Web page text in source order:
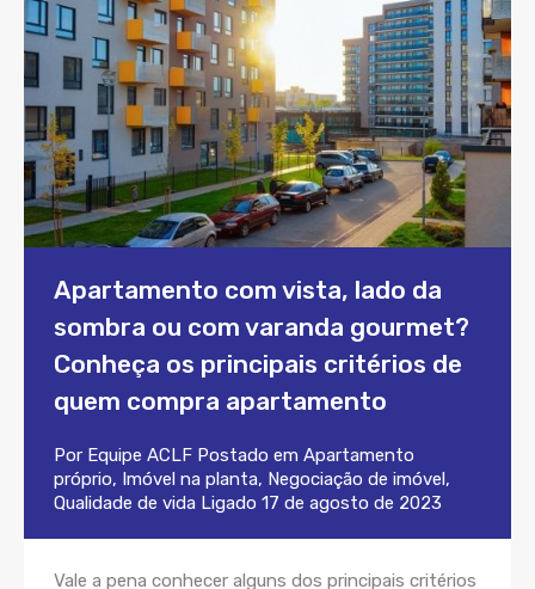
Apartamento com vista, lado da
sombra ou com varanda gourmet?
Conheça os principais critérios de
quem compra apartamento
Por Equipe ACLF Postado em Apartamento
próprio, Imóvel na planta, Negociação de imóvel,
Qualidade de vida Ligado 17 de agosto de 2023
Vale a pena conhecer alguns dos principais critérios